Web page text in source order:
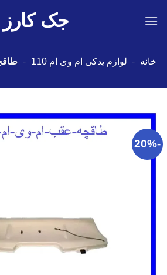
جک کارز
خانه - لوازم یدکی ام وی ام 110 -
-20%